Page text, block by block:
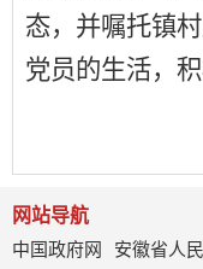
态，并嘱托镇
党员的生活，
网站导航
中国政府网
安徽省人